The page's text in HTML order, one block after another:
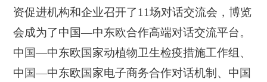
资促进机构和企业召开了11场对话交流会，博览
会成为了中国—中东欧合作高端对话交流平台。
中国—中东欧国家动植物卫生检疫措施工作组、
中国—中东欧国家电子商务合作对话机制、中国